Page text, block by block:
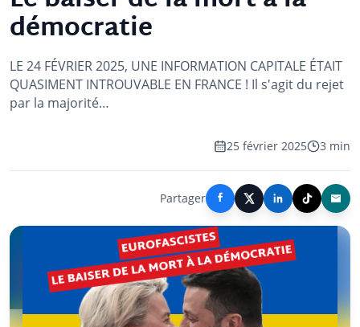
démocratie
LE 24 FÉVRIER 2025, UNE INFORMATION CAPITALE ÉTAIT
QUASIMENT INTROUVABLE EN FRANCE ! Il s'agit du rejet
par la majorité…
25 février 2025 3 min
Partager